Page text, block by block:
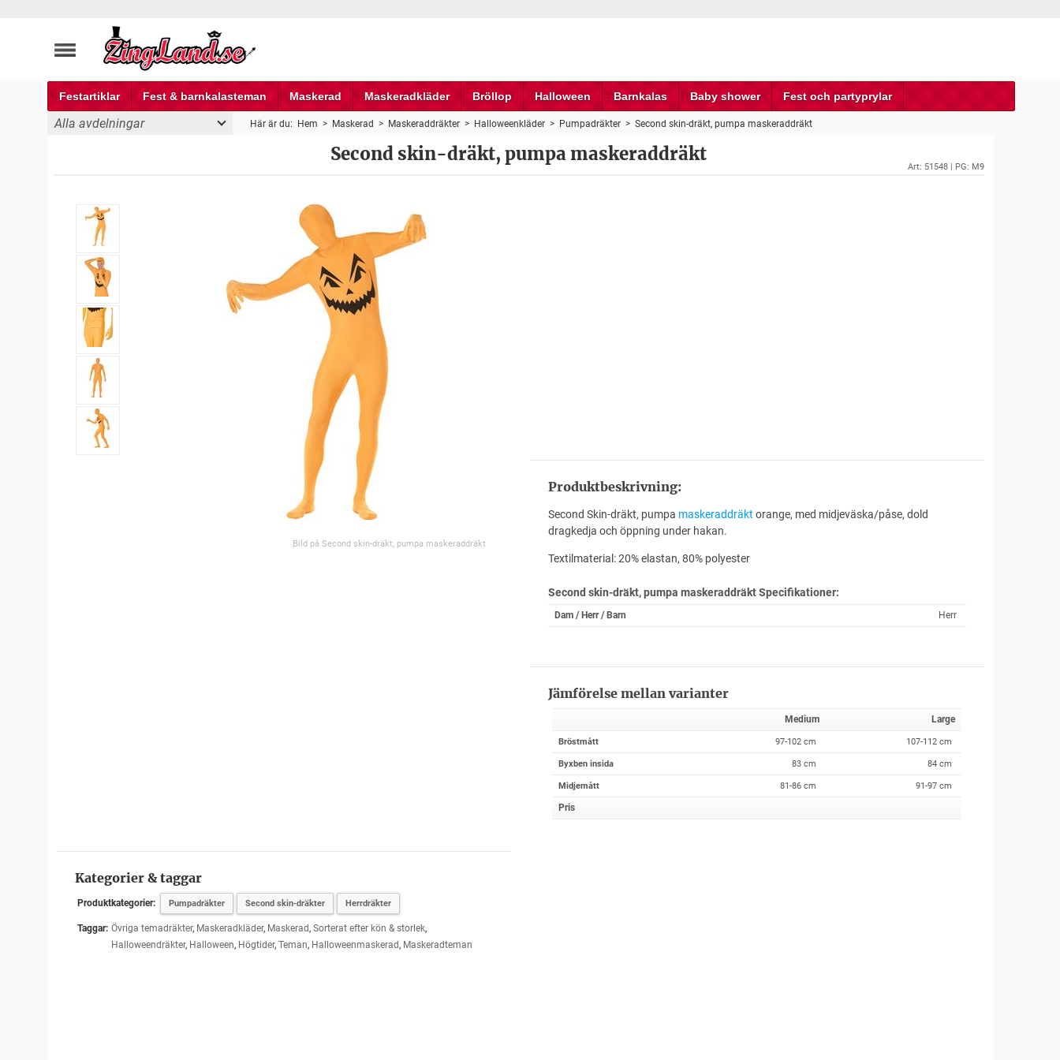
Festartiklar Fest & barnkalasteman Maskerad Maskeradkläder Bröllop Halloween Barnkalas Baby shower Fest och partyprylar
Alla avdelningar Här är du: Hem > Maskerad > Maskeraddräkter> Halloweenkläder> Pumpadräkter> Second skin-dräkt, pumpa maskeraddräkt
Second skin-dräkt, pumpa maskeraddräkt
Art: 51548 | PG: M9
Bild på Second skin-dräkt, pumpa maskeraddräkt
Produktbeskrivning:
Second Skin-dräkt, pumpa maskeraddräkt orange, med midjeväska/påse, dold
dragkedja och öppning under hakan.
Textilmaterial: 20% elastan, 80% polyester
Second skin-dräkt, pumpa maskeraddräktSpecifikationer:
Dam / Herr / Barn Herr
Jämförelse mellan varianter
Medium Large
Bröstmått 97-102 cm 107-112 cm
Byxben insida 83 cm 84 cm
Midjemått 81-86 cm 91-97 cm
Pris
Kategorier & taggar
Produktkategorier: Pumpadräkter Second skin-dräkter Herrdräkter
Taggar: Övriga temadräkter, Maskeradkläder, Maskerad, Sorterat efter kön & storlek,
Halloweendräkter, Halloween, Högtider, Teman, Halloweenmaskerad, Maskeradteman